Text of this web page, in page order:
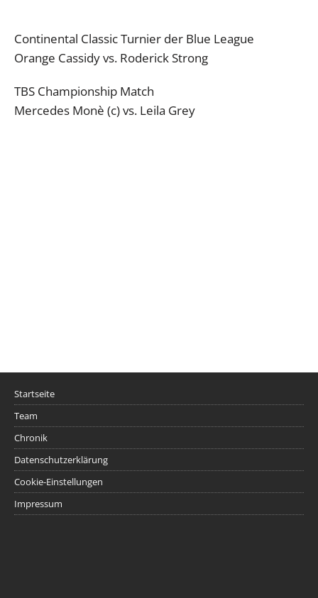
Continental Classic Turnier der Blue League
Orange Cassidy vs. Roderick Strong
TBS Championship Match
Mercedes Monè (c) vs. Leila Grey
Startseite
Team
Chronik
Datenschutzerklärung
Cookie-Einstellungen
Impressum